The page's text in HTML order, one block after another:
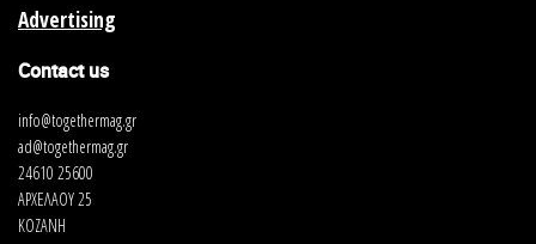
Advertising
Contact us
info@togethermag.gr
ad@togethermag.gr
24610 25600
ΑΡΧΕΛΑΟΥ 25
ΚΟΖΑΝΗ